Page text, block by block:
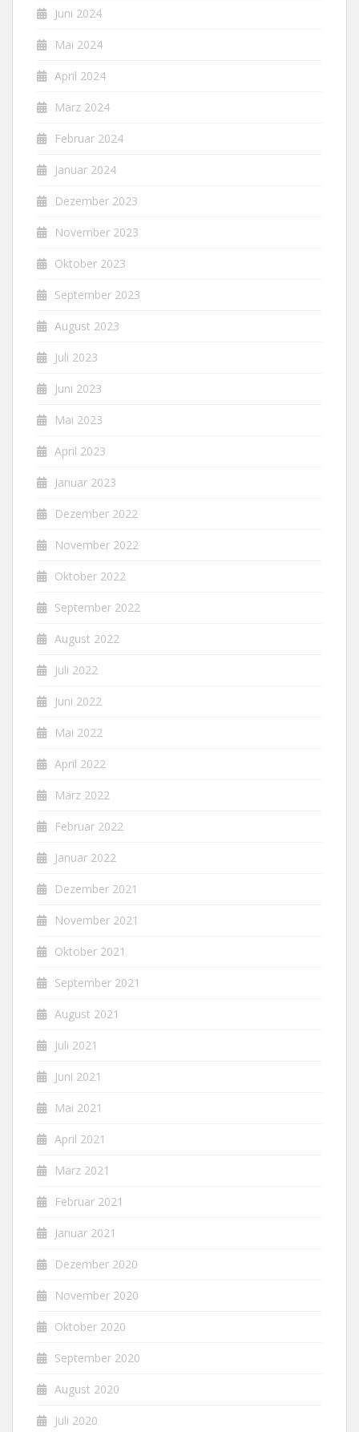
Juni 2024
Mai 2024
April 2024
März 2024
Februar 2024
Januar 2024
Dezember 2023
November 2023
Oktober 2023
September 2023
August 2023
Juli 2023
Juni 2023
Mai 2023
April 2023
Januar 2023
Dezember 2022
November 2022
Oktober 2022
September 2022
August 2022
Juli 2022
Juni 2022
Mai 2022
April 2022
März 2022
Februar 2022
Januar 2022
Dezember 2021
November 2021
Oktober 2021
September 2021
August 2021
Juli 2021
Juni 2021
Mai 2021
April 2021
März 2021
Februar 2021
Januar 2021
Dezember 2020
November 2020
Oktober 2020
September 2020
August 2020
Juli 2020